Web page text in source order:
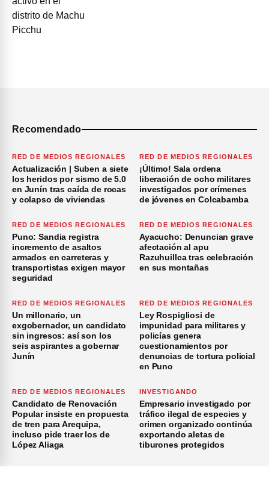
Recomendado
RED DE MEDIOS REGIONALES
Actualización | Suben a siete
los heridos por sismo de 5.0
en Junín tras caída de rocas
y colapso de viviendas
RED DE MEDIOS REGIONALES
¡Último! Sala ordena
liberación de ocho militares
investigados por crímenes
de jóvenes en Colcabamba
RED DE MEDIOS REGIONALES
Puno: Sandia registra
incremento de asaltos
armados en carreteras y
transportistas exigen mayor
seguridad
RED DE MEDIOS REGIONALES
Ayacucho: Denuncian grave
afectación al apu
Razuhuillca tras celebración
en sus montañas
RED DE MEDIOS REGIONALES
Un millonario, un
exgobernador, un candidato
sin ingresos: así son los
seis aspirantes a gobernar
Junín
RED DE MEDIOS REGIONALES
Ley Rospigliosi de
impunidad para militares y
policías genera
cuestionamientos por
denuncias de tortura policial
en Puno
RED DE MEDIOS REGIONALES
Candidato de Renovación
Popular insiste en propuesta
de tren para Arequipa,
incluso pide traer los de
López Aliaga
INVESTIGANDO
Empresario investigado por
tráfico ilegal de especies y
crimen organizado continúa
exportando aletas de
tiburones protegidos